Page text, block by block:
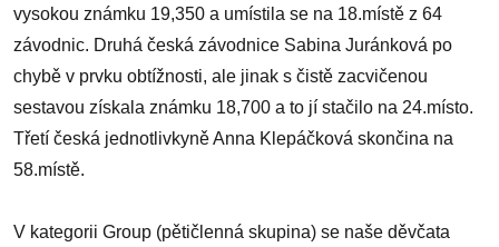
vysokou známku 19,350 a umístila se na 18.místě z 64
závodnic. Druhá česká závodnice Sabina Juránková po
chybě v prvku obtížnosti, ale jinak s čistě zacvičenou
sestavou získala známku 18,700 a to jí stačilo na 24.místo.
Třetí česká jednotlivkyně Anna Klepáčková skončina na
58.místě.
V kategorii Group (pětičlenná skupina) se naše děvčata